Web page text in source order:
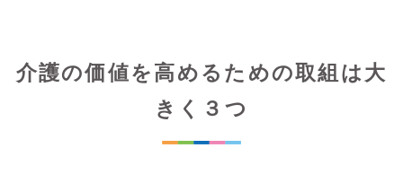
介護の価値を高めるための取組は大
きく３つ